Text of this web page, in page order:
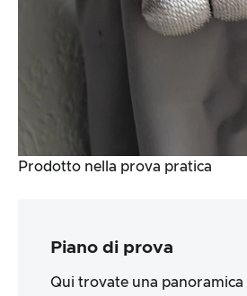
Prodotto nella prova pratica
Piano di prova
Qui trovate una